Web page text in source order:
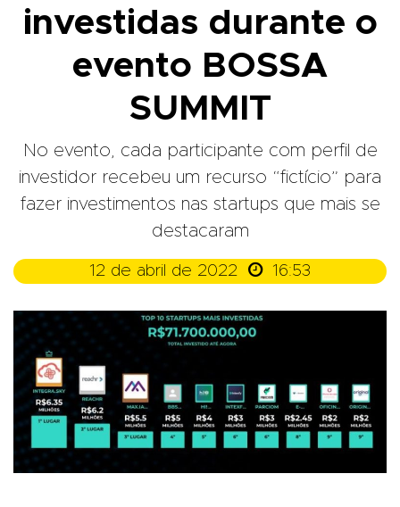
investidas durante o
evento BOSSA
SUMMIT
No evento, cada participante com perfil de
investidor recebeu um recurso “fictício” para
fazer investimentos nas startups que mais se
destacaram
12 de abril de 2022  16:53